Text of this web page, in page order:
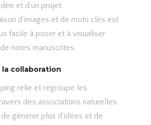
et d’un projet.
d’images et de mots clés est
facile à poser et à visualiser
notes manuscrites.
la collaboration
relie et regroupe les
des associations naturelles.
générer plus d’idées et de